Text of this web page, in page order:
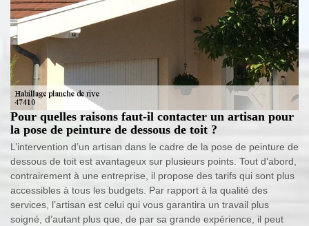
Pour quelles raisons faut-il contacter un artisan pour
la pose de peinture de dessous de toit ?
L’intervention d’un artisan dans le cadre de la pose de peinture de
dessous de toit est avantageux sur plusieurs points. Tout d’abord,
contrairement à une entreprise, il propose des tarifs qui sont plus
accessibles à tous les budgets. Par rapport à la qualité des
services, l’artisan est celui qui vous garantira un travail plus
soigné, d’autant plus que, de par sa grande expérience, il peut